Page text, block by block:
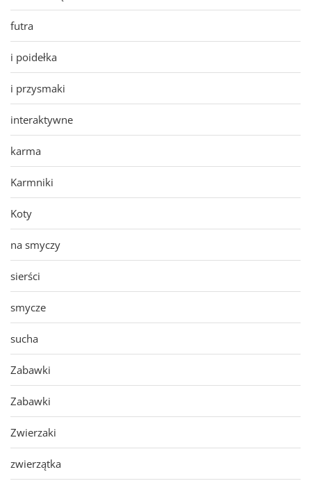
futra
i poidełka
i przysmaki
interaktywne
karma
Karmniki
Koty
na smyczy
sierści
smycze
sucha
Zabawki
Zabawki
Zwierzaki
zwierzątka